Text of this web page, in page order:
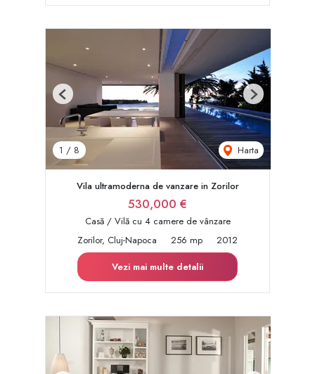
1 / 8 Harta
Previous Next
Vila ultramoderna de vanzare in Zorilor
530,000 €
Casă / Vilă cu 4 camere de vânzare
Zorilor, Cluj-Napoca
256 mp
2012
Vezi mai multe detalii